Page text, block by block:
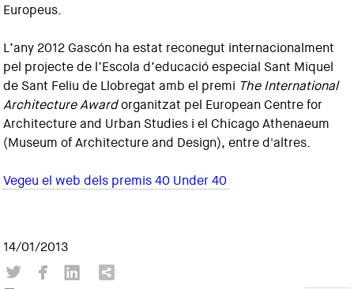
Europeus.
L’any 2012 Gascón ha estat reconegut internacionalment
pel projecte de l’Escola d’educació especial Sant Miquel
de Sant Feliu de Llobregat amb el premi The International
Architecture Awardorganitzat pel European Centre for
Architecture and Urban Studies i el Chicago Athenaeum
(Museum of Architecture and Design), entre d'altres.
Vegeu el web dels premis 40 Under 40
14/01/2013